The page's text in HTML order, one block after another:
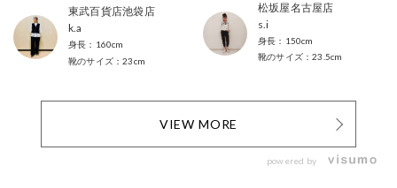
東武百貨店池袋店
k.a
160cm
23cm
松坂屋名古屋店
s.i
150cm
23.5cm
VIEW MORE
powered by